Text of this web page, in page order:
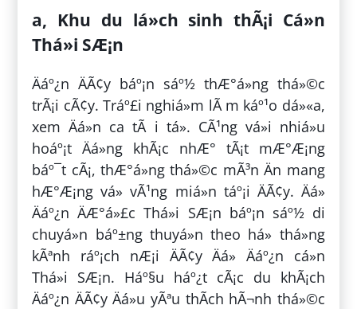
a, Khu du lá»ch sinh thÃ¡i Cá»n
Thá»i SÆ¡n
Äáº¿n ÄÃ¢y báº¡n sáº½ thÆ°á»ng thá»©c
trÃ¡i cÃ¢y. Tráº£i nghiá»m lÃ m káº¹o dá»«a,
xem Äá»n ca tÃ i tá»­. CÃ¹ng vá»i nhiá»u
hoáº¡t Äá»ng khÃ¡c nhÆ° tÃ¡t mÆ°Æ¡ng
báº¯t cÃ¡, thÆ°á»ng thá»©c mÃ³n Än mang
hÆ°Æ¡ng vá» vÃ¹ng miá»n táº¡i ÄÃ¢y. Äá»
Äáº¿n ÄÆ°á»£c Thá»i SÆ¡n báº¡n sáº½ di
chuyá»n báº±ng thuyá»n theo há» thá»ng
kÃªnh ráº¡ch nÆ¡i ÄÃ¢y Äá» Äáº¿n cá»n
Thá»i SÆ¡n. Háº§u háº¿t cÃ¡c du khÃ¡ch
Äáº¿n ÄÃ¢y Äá»u yÃªu thÃ­ch hÃ¬nh thá»©c